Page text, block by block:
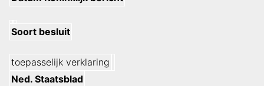
Soort besluit
toepasselijk verklaring
Ned. Staatsblad